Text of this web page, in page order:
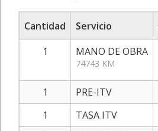
Cantidad Servicio
1
MANO DE OBRA
74743 KM
1 PRE-ITV
1
TASA ITV